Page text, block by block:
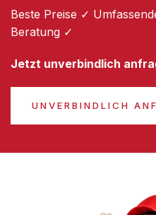
Beste Preise ✓
Beratung ✓
Jetzt unverbindlich
UNVERBINDLICH